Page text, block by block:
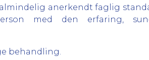
anerkendt faglig
med den erfaring,
behandling.